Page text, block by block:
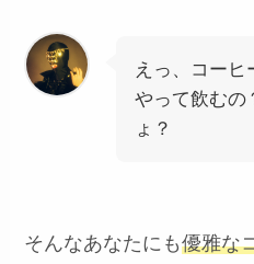
えっ、コーヒ
やって飲むの
ょ？
そんなあなたにも優雅な